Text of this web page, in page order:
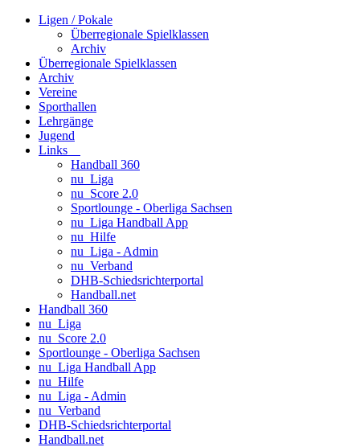
Ligen / Pokale
Überregionale Spielklassen
Archiv
Überregionale Spielklassen
Archiv
Vereine
Sporthallen
Lehrgänge
Jugend
Links
Handball 360
nu_Liga
nu_Score 2.0
Sportlounge - Oberliga Sachsen
nu_Liga Handball App
nu_Hilfe
nu_Liga - Admin
nu_Verband
DHB-Schiedsrichterportal
Handball.net
Handball 360
nu_Liga
nu_Score 2.0
Sportlounge - Oberliga Sachsen
nu_Liga Handball App
nu_Hilfe
nu_Liga - Admin
nu_Verband
DHB-Schiedsrichterportal
Handball.net